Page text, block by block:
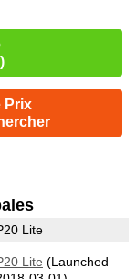
Prix
Lite
Lite (Launched